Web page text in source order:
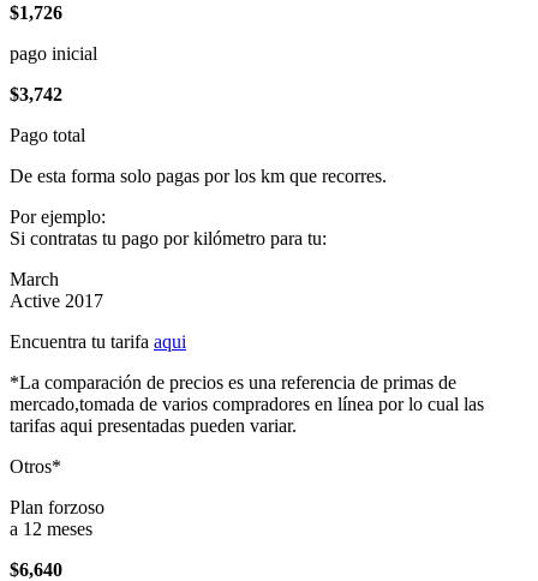
$1,726
pago inicial
$3,742
Pago total
De esta forma solo pagas por los km que recorres.
Por ejemplo:
Si contratas tu pago por kilómetro para tu:
March
Active 2017
Encuentra tu tarifa aqui
*La comparación de precios es una referencia de primas de
mercado,tomada de varios compradores en línea por lo cual las
tarifas aqui presentadas pueden variar.
Otros*
Plan forzoso
a 12 meses
$6,640